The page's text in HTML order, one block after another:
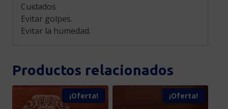
Cuidados
Evitar golpes.
Evitar la humedad.
Productos relacionados
¡Oferta! ¡Oferta!